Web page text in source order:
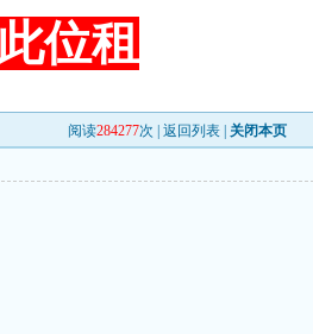
位租
阅读284277次 | 返回列表 关闭本页